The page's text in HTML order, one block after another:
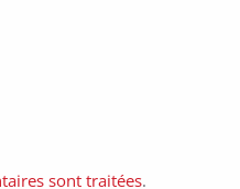
sont traitées.